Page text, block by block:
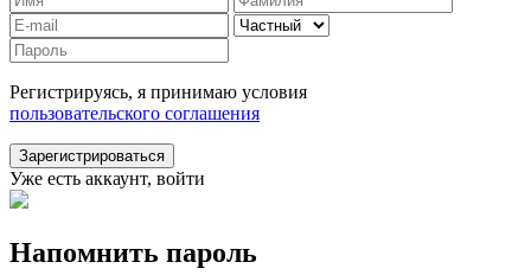
Регистрируясь, я принимаю условия
пользовательского соглашения
Зарегистрироваться
Уже есть аккаунт, войти
Напомнить пароль